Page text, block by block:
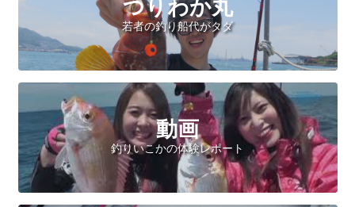
つりわか丸
若者の釣り船代がタダ
動画
釣りいこかの体験レポート